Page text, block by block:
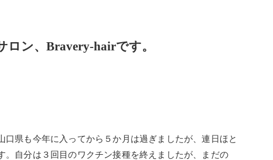
ン、Bravery-hairです。
県も今年に入ってから５か月は過ぎましたが、連日ほと
自分は３回目のワクチン接種を終えましたが、まだの